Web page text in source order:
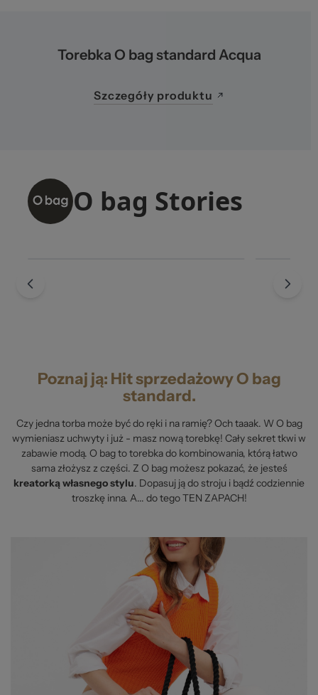
Poznaj ją: Hit sprzedażowy O bag
standard.
Czy jedna torba może być do ręki i na ramię? Och taaak. W O bag
wymieniasz uchwyty i już - masz nową torebkę! Cały sekret tkwi w
zabawie modą. O bag to torebka do kombinowania, którą łatwo
sama złożysz z części. Z O bag możesz pokazać, że jesteś
kreatorką własnego stylu. Dopasuj ją do stroju i bądź codziennie
troszkę inna. A... do tego TEN ZAPACH!
Torebka O bag standard Acqua
Szczegóły produktu